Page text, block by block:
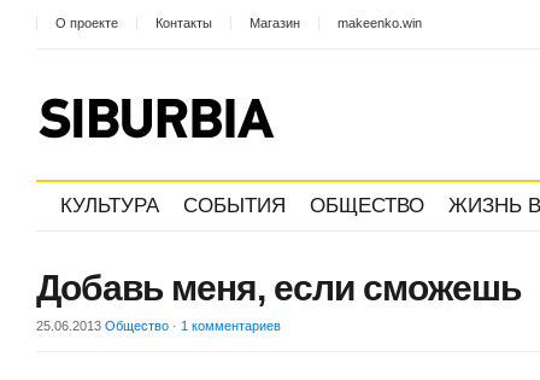
О проекте Контакты Магазин makeenko.win
КУЛЬТУРА СОБЫТИЯ ОБЩЕСТВО ЖИЗНЬ
Добавь меня, если сможешь
25.06.2013 Общество · 1 комментариев